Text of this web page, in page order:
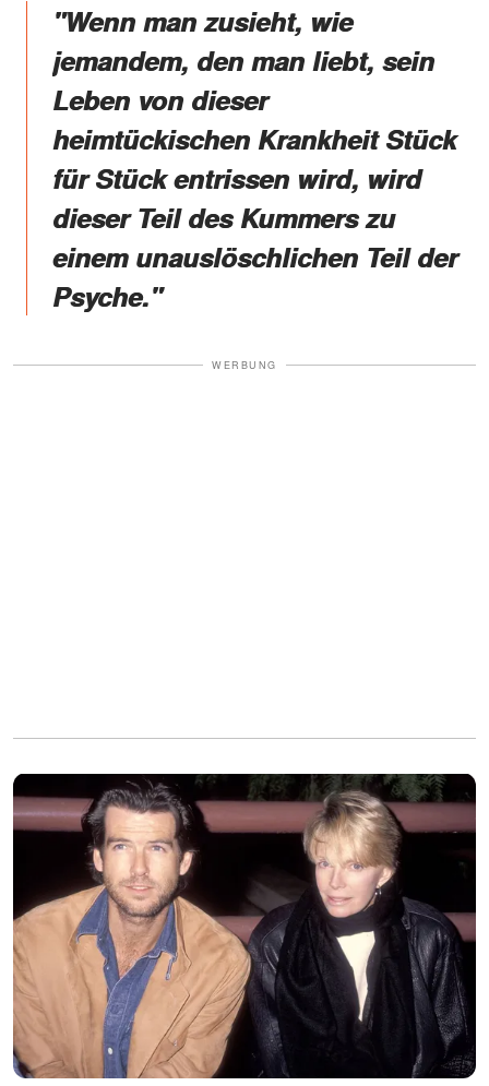
"Wenn man zusieht, wie
jemandem, den man liebt, sein
Leben von dieser
heimtückischen Krankheit Stück
für Stück entrissen wird, wird
dieser Teil des Kummers zu
einem unauslöschlichen Teil der
Psyche."
WERBUNG